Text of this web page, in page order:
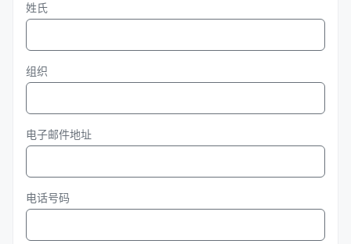
姓氏
组织
电子邮件地址
电话号码